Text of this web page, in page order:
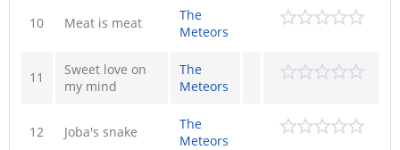
10 Meat is meat
The
Meteors
11
Sweet love on
my mind
The
Meteors
12 Joba's snake
The
Meteors